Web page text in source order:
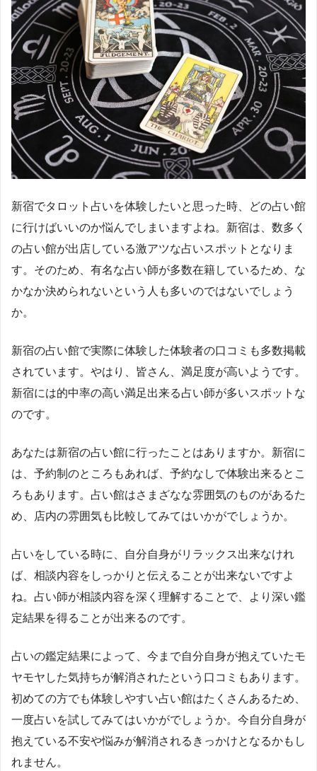
新宿でタロット占いを体験したいと思った時、どの占い館
に行けばいいのか悩んでしまいますよね。新宿は、数多く
の占い館が出店している激アツな占いスポットとなりま
す。そのため、有名な占い師が多数在籍しているため、な
かなか決められないという人も多いのではないでしょう
か。
新宿の占い館で実際に体験した体験者の口コミも多数掲載
されています。やはり、皆さん、満足度が高いようです。
新宿には的中率の高い満足出来る占い師が多いスポットな
のです。
あなたは新宿の占い館に行ったことはありますか。新宿に
は、予約制のところもあれば、予約なしで体験出来るとこ
ろもあります。占い館はさまざなな雰囲気のものがあるた
め、店内の雰囲気も比較してみてはいかがでしょうか。
占いをしている時に、自分自身がリラックス出来なけれ
ば、相談内容をしっかりと伝えることが出来ないですよ
ね。占い師が相談内容を深く理解することで、より深い鑑
定結果を得ることが出来るのです。
占いの鑑定結果によって、今まで自分自身が抱えていたモ
ヤモヤした気持ちが解消されたという口コミもあります。
初めての方でも体験しやすい占い館はたくさんあるため、
一度占いを試してみてはいかがでしょうか。今自分自身が
抱えている不安や悩みが解消されるきっかけとなるかもし
れません。